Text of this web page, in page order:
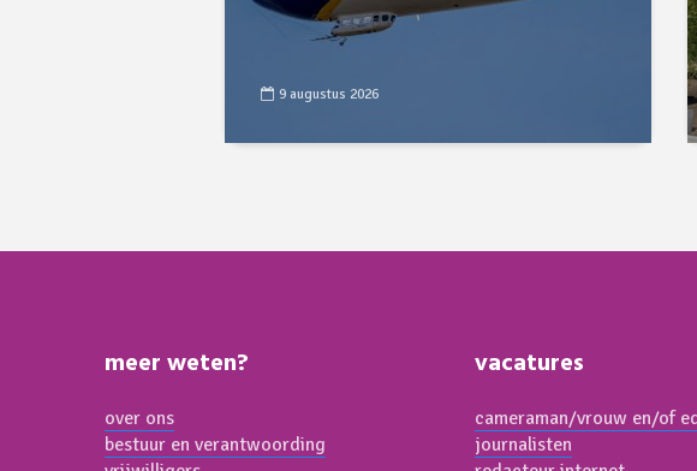
9 augustus 2026
meer weten?
over ons
bestuur en verantwoording
vacatures
cameraman/vrouw en/of
journalisten